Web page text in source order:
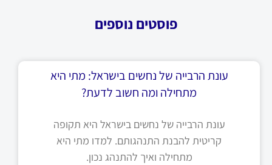
פוסטים נוספים
עונת הרבייה של נחשים בישראל: מתי היא
מתחילה ומה חשוב לדעת?
עונת הרבייה של נחשים בישראל היא תקופה
קריטית להבנת התנהגותם. למדו מתי היא
מתחילה ואיך להתנהג נכון.